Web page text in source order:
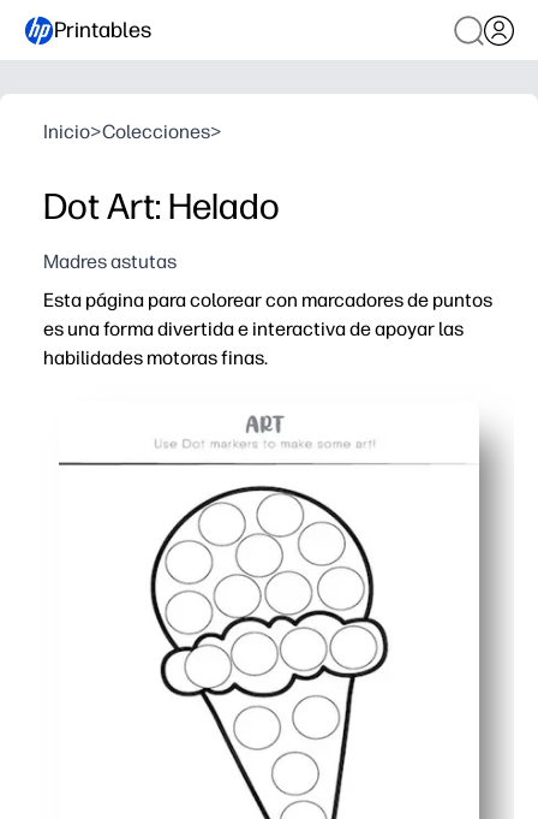
Printables
Inicio>Colecciones>
Dot Art: Helado
Madres astutas
Esta página para colorear con marcadores de puntos
es una forma divertida e interactiva de apoyar las
habilidades motoras finas.
Imprima y listo: sin preparación ni materiales
Los objetivos Big Dot facilitan que las manos
El atractivo diseño de helados mantiene a los niños
Versátil: usa marcadores de puntos, crayones,